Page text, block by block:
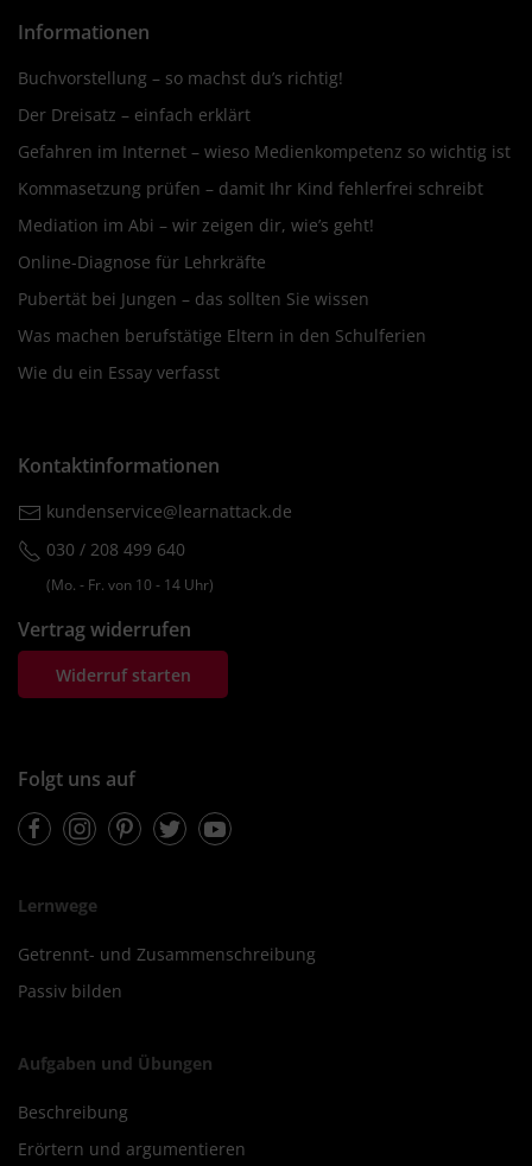
Informationen
Buchvorstellung – so machst du’s richtig!
Der Dreisatz – einfach erklärt
Gefahren im Internet – wieso Medienkompetenz so wichtig ist
Kommasetzung prüfen – damit Ihr Kind fehlerfrei schreibt
Mediation im Abi – wir zeigen dir, wie’s geht!
Online-Diagnose für Lehrkräfte
Pubertät bei Jungen – das sollten Sie wissen
Was machen berufstätige Eltern in den Schulferien
Wie du ein Essay verfasst
Kontaktinformationen
kundenservice@learnattack.de
030 / 208 499 640
(Mo. ‐ Fr. von 10 ‐ 14 Uhr)
Vertrag widerrufen
Widerruf starten
Folgt uns auf
FacebookInstagramPinterestTwitterYoutube
Lernwege
Getrennt- und Zusammenschreibung
Passiv bilden
Aufgaben und Übungen
Beschreibung
Erörtern und argumentieren